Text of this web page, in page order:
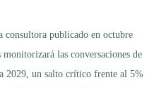
consultora publicado en octubre
las conversaciones de
2029, un salto crítico frente al 5%